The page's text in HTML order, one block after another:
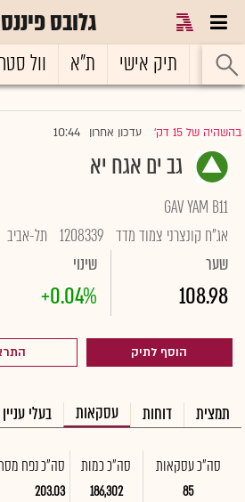
גלובס
ראשי תיק אישי ת"א וול
בהשהיה של 15 דק' |עדכון אחרון 10:44
גב ים אגח יא
GAV YAM B11
אג"ח קונצרני צמוד מדד 1208339 תל-אביב
שער
108.98
שינוי
+0.04%
הוסף לתיק
תמצית דוחות עסקאות בעלי עניין
סה"כ עסקאות
85
סה"כ כמות
186,302
סה"כ נפח
203.03